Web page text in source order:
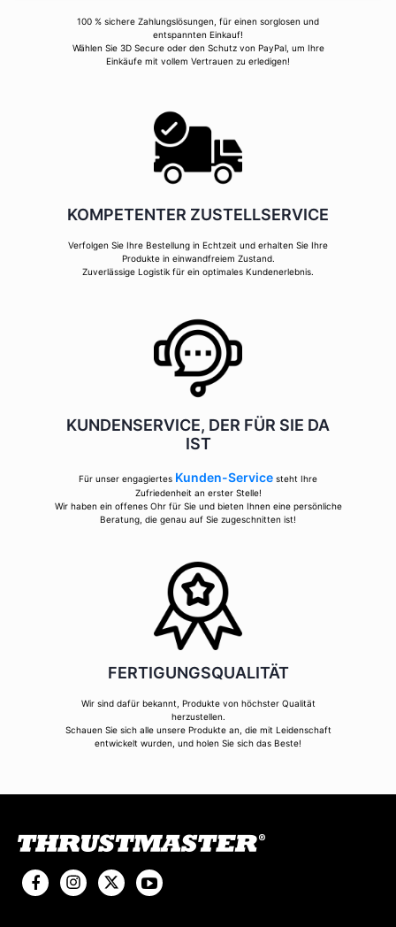
100 % sichere Zahlungslösungen, für einen sorglosen und
entspannten Einkauf!
Wählen Sie 3D Secure oder den Schutz von PayPal, um Ihre
Einkäufe mit vollem Vertrauen zu erledigen!
KOMPETENTER ZUSTELLSERVICE
Verfolgen Sie Ihre Bestellung in Echtzeit und erhalten Sie Ihre
Produkte in einwandfreiem Zustand.
Zuverlässige Logistik für ein optimales Kundenerlebnis.
KUNDENSERVICE, DER FÜR SIE DA
IST
Für unser engagiertes Kunden-Service steht Ihre
Zufriedenheit an erster Stelle!
Wir haben ein offenes Ohr für Sie und bieten Ihnen eine persönliche
Beratung, die genau auf Sie zugeschnitten ist!
FERTIGUNGSQUALITÄT
Wir sind dafür bekannt, Produkte von höchster Qualität
herzustellen.
Schauen Sie sich alle unsere Produkte an, die mit Leidenschaft
entwickelt wurden, und holen Sie sich das Beste!